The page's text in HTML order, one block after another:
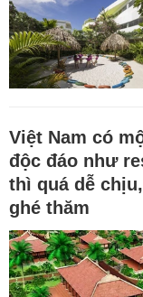
Việt Nam có
độc đáo như
thì quá dễ
ghé thăm